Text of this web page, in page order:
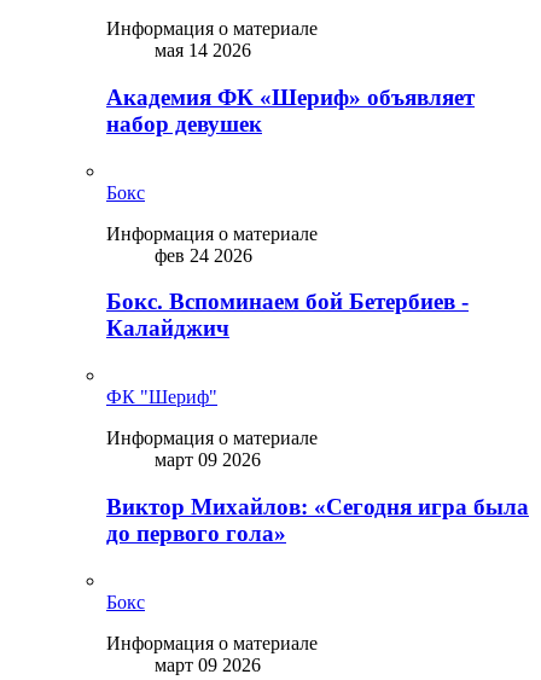
Информация о материале
мая 14 2026
Академия ФК «Шериф» объявляет
набор девушек
Бокс
Информация о материале
фев 24 2026
Бокс. Вспоминаем бой Бетербиев -
Калайджич
ФК "Шериф"
Информация о материале
март 09 2026
Виктор Михайлов: «Сегодня игра была
до первого гола»
Бокс
Информация о материале
март 09 2026